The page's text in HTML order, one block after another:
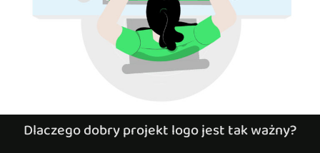
Dlaczego dobry projekt logo jest tak ważny?